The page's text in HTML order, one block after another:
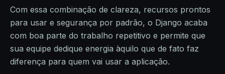
Com essa combinação de clareza, recursos prontos
para usar e segurança por padrão, o Django acaba
com boa parte do trabalho repetitivo e permite que
sua equipe dedique energia àquilo que de fato faz
diferença para quem vai usar a aplicação.